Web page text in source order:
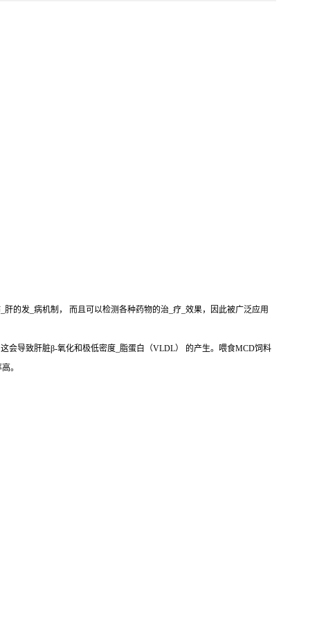
的发_病机制， 而且可以检测各种药物的治_疗_效果，因此被广泛应用
会导致肝脏β-氧化和极低密度_脂蛋白（VLDL） 的产生。喂食MCD饲料
。